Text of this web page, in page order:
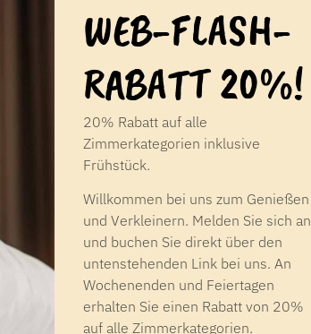
WEB-FLASH-
RABATT 20%!
20% Rabatt auf alle
Zimmerkategorien inklusive
Frühstück.
Willkommen bei uns zum Genießen
und Verkleinern. Melden Sie sich an
und buchen Sie direkt über den
untenstehenden Link bei uns. An
Wochenenden und Feiertagen
erhalten Sie einen Rabatt von 20%
auf alle Zimmerkategorien.